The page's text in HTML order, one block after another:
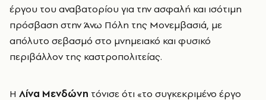
έργου του αναβατορίου για την ασφαλή και ισότιμη
πρόσβαση στην Άνω Πόλη της Μονεμβασιά, με
απόλυτο σεβασμό στο μνημειακό και φυσικό
περιβάλλον της καστροπολιτείας.
Η Λίνα Μενδώνη τόνισε ότι «το συγκεκριμένο έργο